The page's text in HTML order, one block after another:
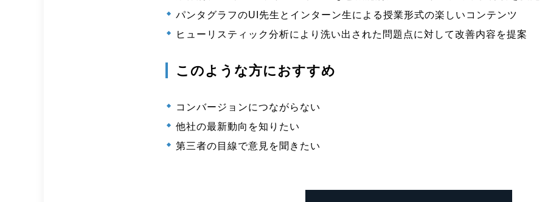
パンタグラフのUI先生とインターン生による授業形式の楽しいコンテンツ
ヒューリスティック分析により洗い出された問題点に対して改善内容を提案
このような方におすすめ
コンバージョンにつながらない
他社の最新動向を知りたい
第三者の目線で意見を聞きたい